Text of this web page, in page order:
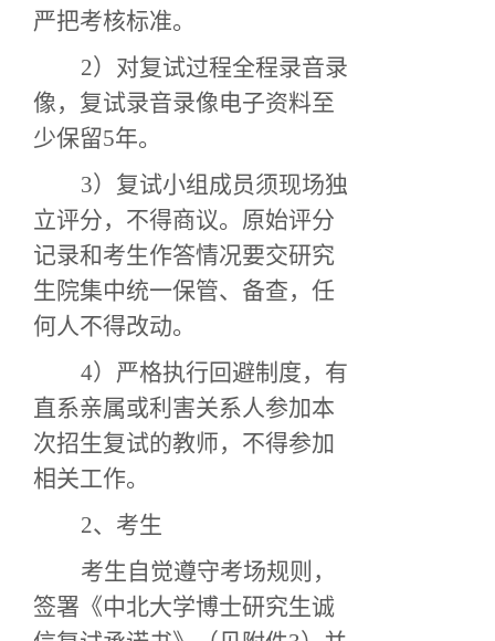
严把考核标准。
2）对复试过程全程录音录
像，复试录音录像电子资料至
少保留5年。
3）复试小组成员须现场独
立评分，不得商议。原始评分
记录和考生作答情况要交研究
生院集中统一保管、备查，任
何人不得改动。
4）严格执行回避制度，有
直系亲属或利害关系人参加本
次招生复试的教师，不得参加
相关工作。
2、考生
考生自觉遵守考场规则，
签署《中北大学博士研究生诚